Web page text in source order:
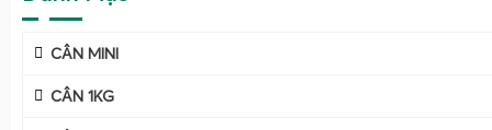
CÂN MINI
CÂN 1KG